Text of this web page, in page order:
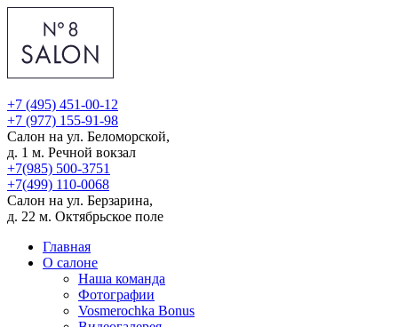
+7 (495) 451-00-12
+7 (977) 155-91-98
Салон на ул. Беломорской,
д. 1 м. Речной вокзал
+7(985) 500-3751
+7(499) 110-0068
Салон на ул. Берзарина,
д. 22 м. Октябрьское поле
Главная
О салоне
Наша команда
Фотографии
Vosmerochka Bonus